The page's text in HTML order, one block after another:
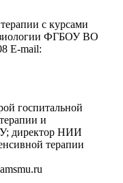
с курсами
ФГБОУ ВО
E-mail:
госпитальной
и
директор НИИ
терапии